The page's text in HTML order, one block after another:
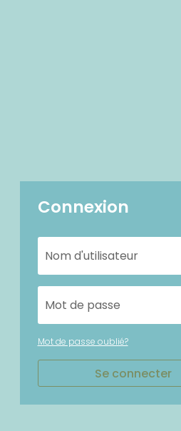
Connexion
Mot de passe oublié?
Se connecter